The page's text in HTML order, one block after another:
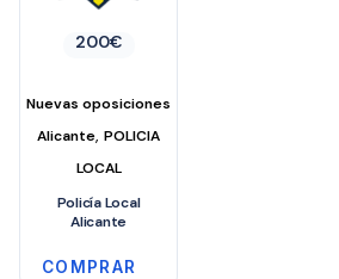
200€
Nuevas oposiciones
Alicante,POLICIA
LOCAL
Policía Local
Alicante
COMPRAR